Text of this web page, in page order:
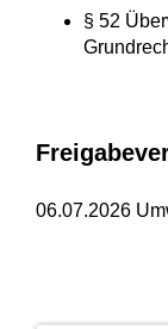
§ 52
06.07.2026